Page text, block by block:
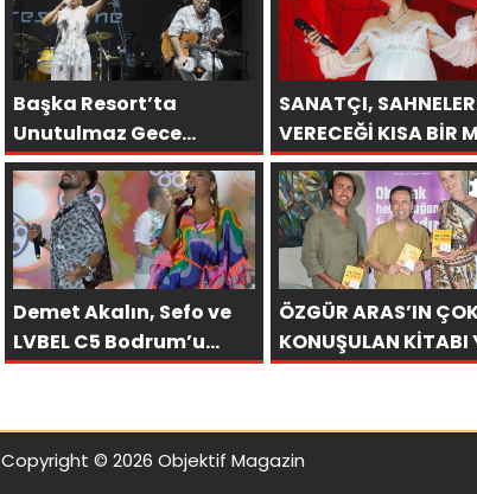
Başka Resort’ta
Unutulmaz Gece
Özülkü Çifti Bodrum’u
Büyüledi
SANATÇI,
VERECEĞİ KISA BİR
ÖNCESİ 13
SON KEZ
OLACAK!
Demet Akalın, Sefo ve
LVBEL C5 Bodrum’u
Salladı
ÖZGÜR ARAS’IN
KONUŞULAN KİTABI
BASKISINI TITANIC
BODRUM’DA
Copyright © 2026 Objektif Magazin